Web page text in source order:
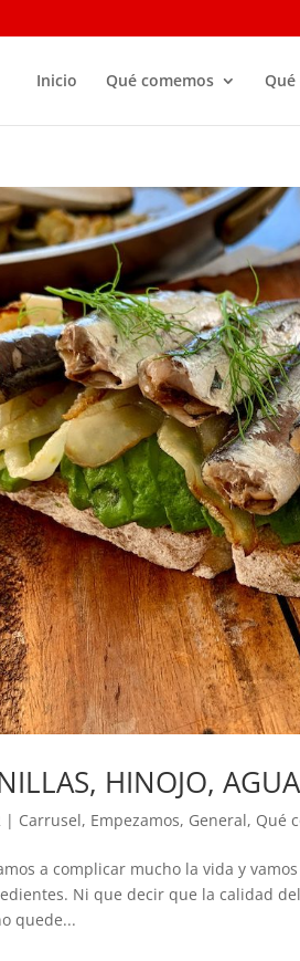
Inicio Qué comemos
HINOJO,
| Carrusel, Empezamos, General, Qué
a complicar mucho la vida y
Ni que decir que la calidad
quede...